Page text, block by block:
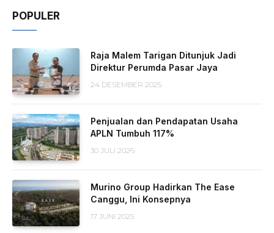
POPULER
Raja Malem Tarigan Ditunjuk Jadi
Direktur Perumda Pasar Jaya
24 DESEMBER 2025
Penjualan dan Pendapatan Usaha
APLN Tumbuh 117%
30 JULI 2026
Murino Group Hadirkan The Ease
Canggu, Ini Konsepnya
17 JUNI 2025